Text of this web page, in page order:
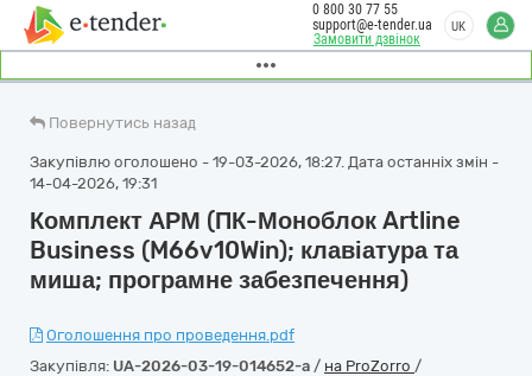
Замовити дзвінок
0 800 30 77 55
support@e-tender.ua
UK
Повернутись назад
Закупівлю оголошено - 19-03-2026, 18:27. Дата останніх змін -
14-04-2026, 19:31
Комплект АРМ (ПК-Моноблок Artline
Business (M66v10Win); клавіатура та
миша; програмне забезпечення)
Оголошення про проведення.pdf
Закупівля: UA-2026-03-19-014652-a / на ProZorro /